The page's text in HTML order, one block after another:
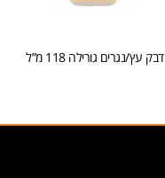
דבק עץ/נגרים גורילה 118 מ”ל